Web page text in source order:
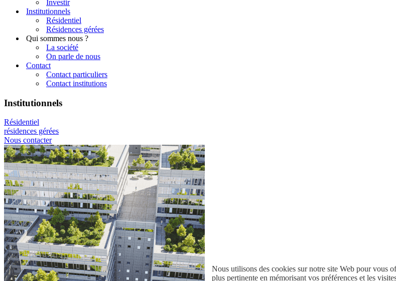
Investir
Institutionnels
Résidentiel
Résidences gérées
Qui sommes nous ?
La société
On parle de nous
Contact
Contact particuliers
Contact institutions
Institutionnels
Résidentiel
résidences gérées
Nous contacter
Nous utilisons des cookies sur notre site Web pour vous
plus pertinente en mémorisant vos préférences et les